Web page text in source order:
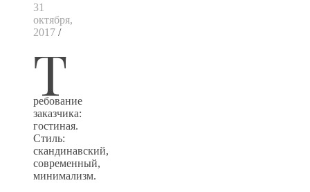
31
октября,
2017 /
Т
ребование
заказчика:
гостиная.
Стиль:
скандинавский,
современный,
минимализм.